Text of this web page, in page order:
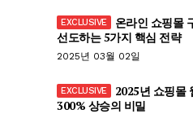
온라인 쇼핑몰
선도하는 5가지 핵심 전략
2025년 03월 02일
2025년 쇼핑몰
300% 상승의 비밀